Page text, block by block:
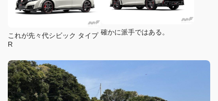
これが先々代シビック タイプ
R
確かに派手ではある。